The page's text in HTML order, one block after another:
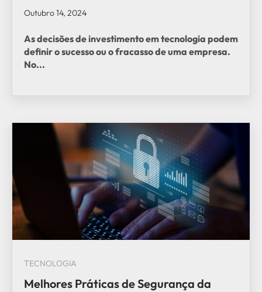
Outubro 14, 2024
As decisões de investimento em tecnologia podem
definir o sucesso ou o fracasso de uma empresa.
No...
TECNOLOGIA
Melhores Práticas de Segurança da